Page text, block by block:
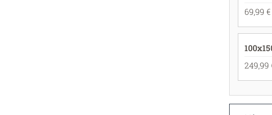
69,99 €
249,99